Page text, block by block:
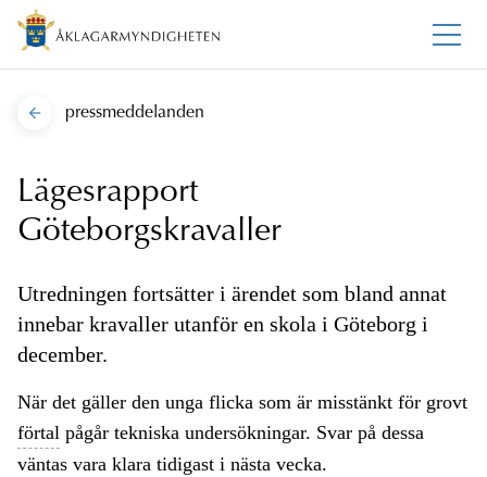
pressmeddelanden
Lägesrapport
Göteborgskravaller
Utredningen fortsätter i ärendet som bland annat
innebar kravaller utanför en skola i Göteborg i
december.
När det gäller den unga flicka som är misstänkt för grovt
förtal pågår tekniska undersökningar. Svar på dessa
väntas vara klara tidigast i nästa vecka.